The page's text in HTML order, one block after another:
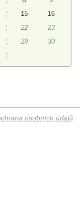
¦ 15
16
¦ 22
23
¦ 29
30
¦
osobních údajů